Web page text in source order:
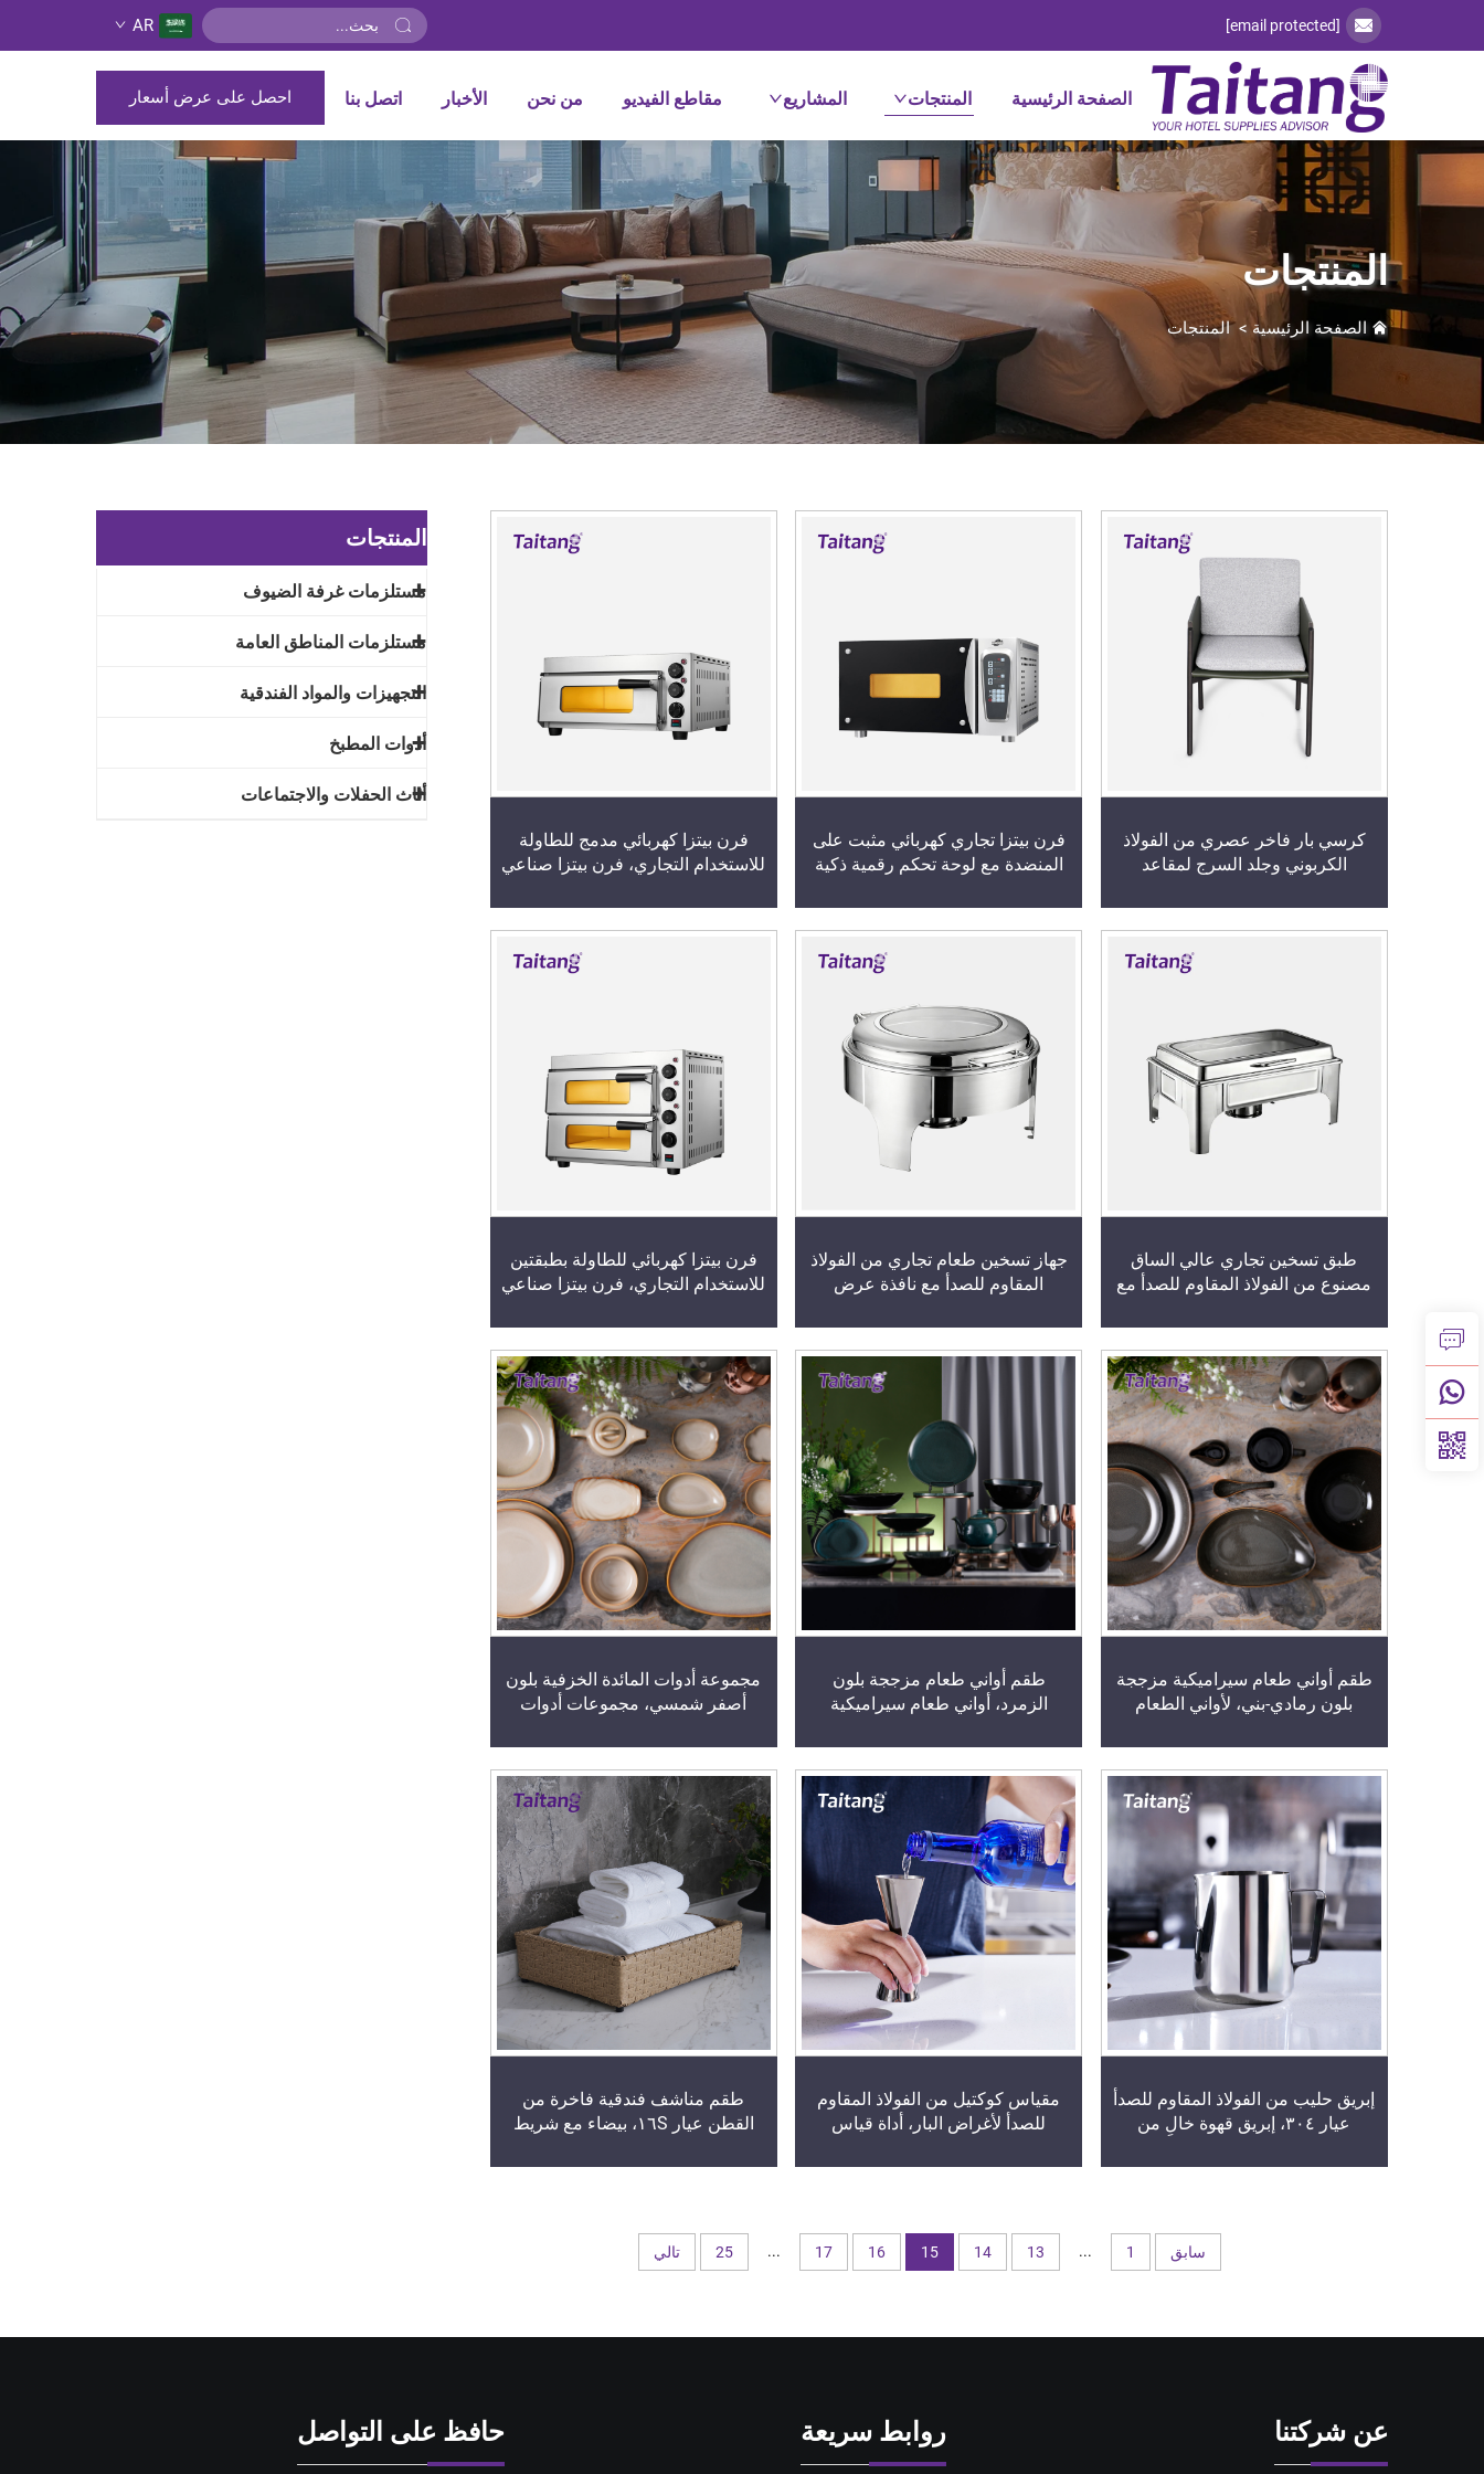
[email protected]
AR
الصفحة الرئيسية المنتجات المشاريع مقاطع الفيديو من نحن الأخبار اتصل بنا احصل على عرض أسعار
المنتجات
الصفحة الرئيسية >المنتجات
المنتجات
مستلزمات غرفة الضيوف
مستلزمات المناطق العامة
التجهيزات والمواد الفندقية
أدوات المطبخ
أثاث الحفلات والاجتماعات
كرسي بار فاخر عصري من الفولاذ
الكربوني وجلد السرج لمقاعد
فرن بيتزا تجاري كهربائي مثبت على
المنضدة مع لوحة تحكم رقمية ذكية
فرن بيتزا كهربائي مدمج للطاولة
للاستخدام التجاري، فرن بيتزا صناعي
والحانات
طبق تسخين تجاري عالي الساق
مصنوع من الفولاذ المقاوم للصدأ مع
في حفلات الاستقبال بالفنادق
جهاز تسخين طعام تجاري من الفولاذ
المقاوم للصدأ مع نافذة عرض
في الفنادق الفاخرة
فرن بيتزا كهربائي للطاولة بطبقتين
للاستخدام التجاري، فرن بيتزا صناعي
طقم أواني طعام سيراميكية مزججة
بلون رمادي-بني، لأواني الطعام
والمنتجعات الفاخرة
طقم أواني طعام مزججة بلون
الزمرد، أواني طعام سيراميكية
والمطاعم الراقية
مجموعة أدوات المائدة الخزفية بلون
أصفر شمسي، مجموعات أدوات
والمطاعم ذات الطابع المدمج
إبريق حليب من الفولاذ المقاوم للصدأ
عيار ٣٠٤، إبريق قهوة خالٍ من
مقياس كوكتيل من الفولاذ المقاوم
للصدأ لأغراض البار، أداة قياس
السائلة لمجالات البار والصالات
طقم مناشف فندقية فاخرة من
القطن عيار ١٦S، بيضاء مع شريط
المؤسسات الفندقية ذات التصنيف
سابق 1
...
13
14
15
16
17
...
25 تالي
عن شركتنا روابط سريعة حافظ على التواصل